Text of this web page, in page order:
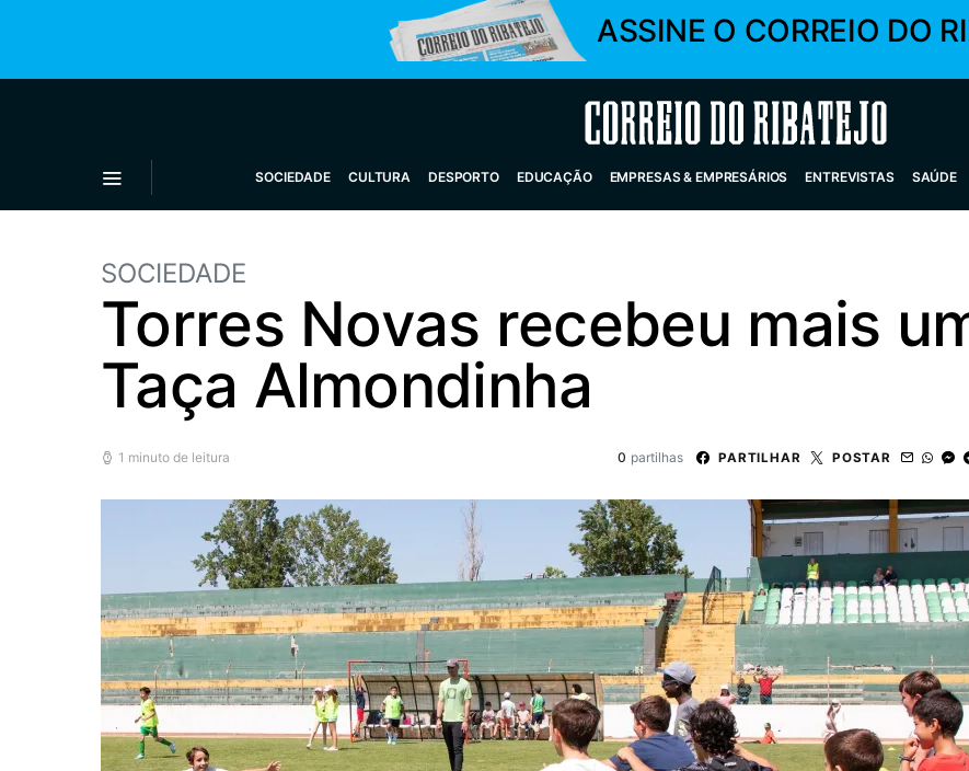
ASSINE O CORREIO DO
Correio do Ribatejo
SOCIEDADE CULTURA DESPORTO EDUCAÇÃO EMPRESAS & EMPRESÁRIOS ENTREVISTAS SAÚDE
SOCIEDADE
Torres Novas recebeu mais
Taça Almondinha
1 minuto de leitura 0 partilhas PARTILHAR POSTAR